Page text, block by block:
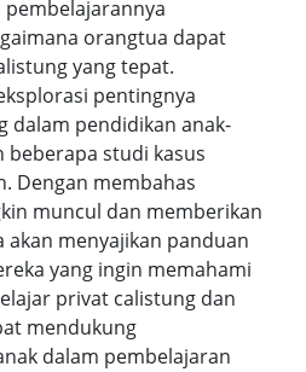
orangtua dapat
yang tepat.
pentingnya
dalam pendidikan anak-
beberapa studi kasus
Dengan membahas
muncul dan memberikan
akan menyajikan panduan
yang ingin memahami
privat calistung dan
mendukung
dalam pembelajaran